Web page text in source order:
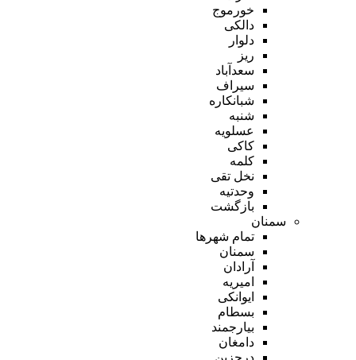
خورموج
دالکی
دلوار
ریز
سعدآباد
سیراف
شبانکاره
شنبه
عسلویه
کاکی
کلمه
نخل تقی
وحدتیه
بازگشت
سمنان
تمام شهر‌ها
سمنان
آرادان
امیریه
ایوانکی
بسطام
بیارجمند
دامغان
درجزین